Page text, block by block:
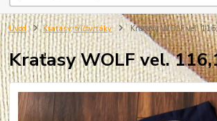
Úvod Kraťasy, tříčtvrťáky Kraťasy WOLF vel.
Kraťasy WOLF vel.